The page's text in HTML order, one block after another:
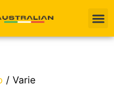
/ Varie